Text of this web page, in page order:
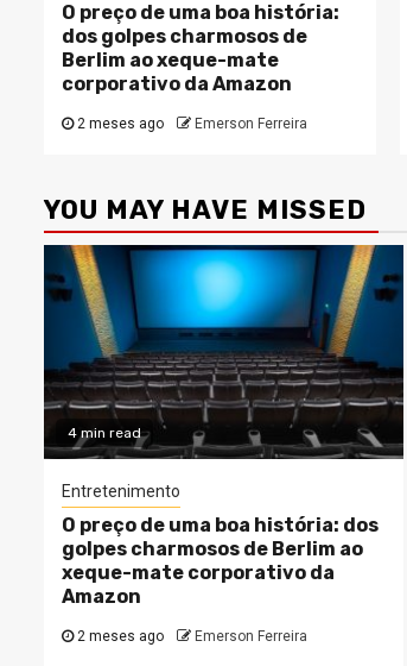
O preço de uma boa história:
dos golpes charmosos de
Berlim ao xeque-mate
corporativo da Amazon
2 meses ago Emerson Ferreira
YOU MAY HAVE MISSED
4 min read
Entretenimento
O preço de uma boa história: dos
golpes charmosos de Berlim ao
xeque-mate corporativo da
Amazon
2 meses ago Emerson Ferreira